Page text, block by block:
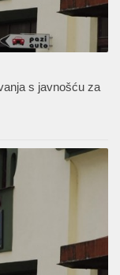
s javnošću za